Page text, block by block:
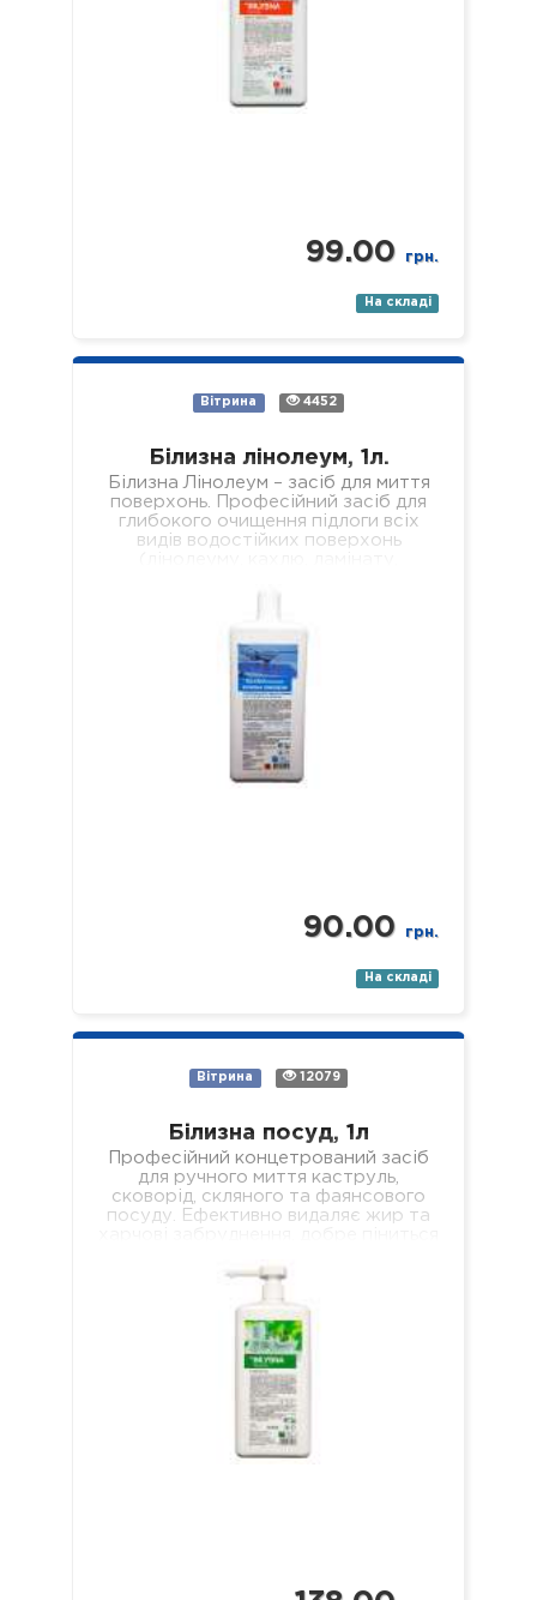
99.00 грн.
На складі
Вітрина 4452
Білизна лінолеум, 1л.
Білизна Лінолеум – засіб для миття
поверхонь. Професійний засіб для
глибокого очищення підлоги всіх
видів водостійких поверхонь
90.00 грн.
На складі
Вітрина 12079
Білизна посуд, 1л
Професійний концетрований засіб
для ручного миття каструль,
сковорід, скляного та фаянсового
посуду. Ефективно видаляє жир та
мильної…